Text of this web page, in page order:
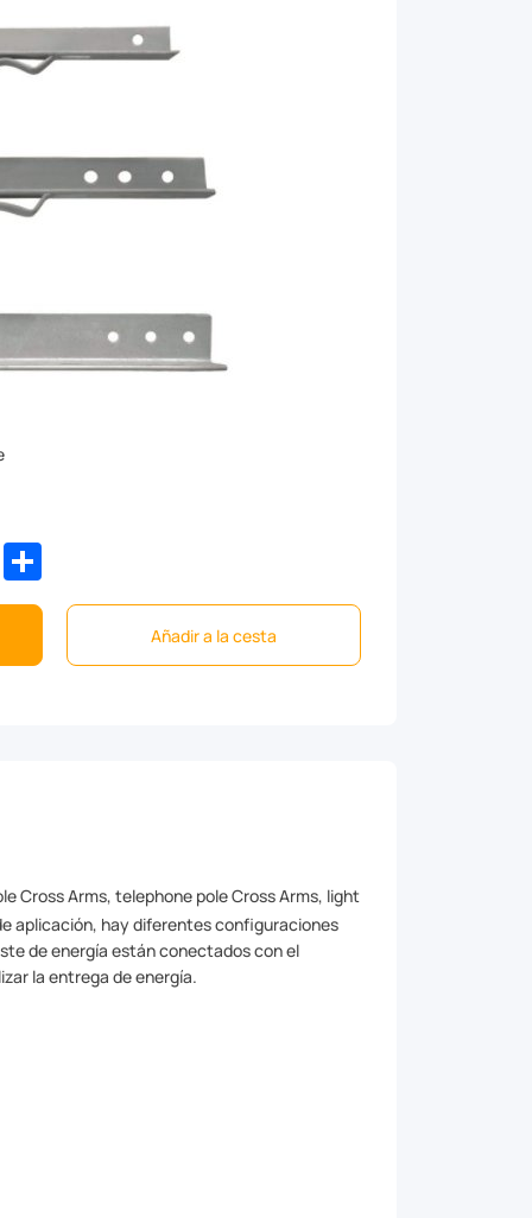
WhatsApp
Añadir a la cesta
Cross Arms, telephone pole Cross Arms, light
aplicación, hay diferentes configuraciones
de energía están conectados con el
la entrega de energía.